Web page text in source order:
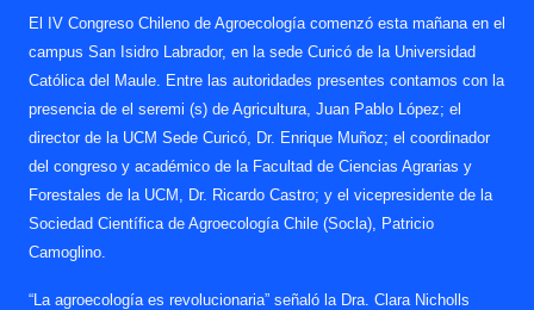
El IV Congreso Chileno de Agroecología comenzó esta mañana en el
campus San Isidro Labrador, en la sede Curicó de la Universidad
Católica del Maule. Entre las autoridades presentes contamos con la
presencia de el seremi (s) de Agricultura, Juan Pablo López; el
director de la UCM Sede Curicó, Dr. Enrique Muñoz; el coordinador
del congreso y académico de la Facultad de Ciencias Agrarias y
Forestales de la UCM, Dr. Ricardo Castro; y el vicepresidente de la
Sociedad Científica de Agroecología Chile (Socla), Patricio
Camoglino.
“La agroecología es revolucionaria” señaló la Dra. Clara Nicholls